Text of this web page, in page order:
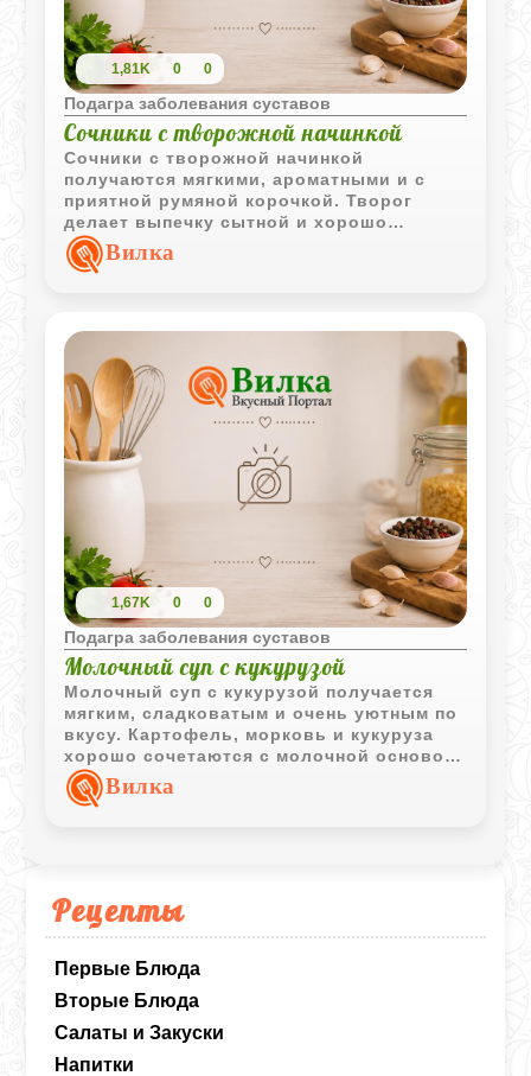
Рецепты
Первые Блюда
Вторые Блюда
Салаты и Закуски
Напитки
1,81K 0 0
Подагра заболевания суставов
Сочники с творожной начинкой
Сочники с творожной начинкой
получаются мягкими, ароматными и с
приятной румяной корочкой. Творог
делает выпечку сытной и хорошо
сочетается со сметаной.
Вилка
1,67K 0 0
Подагра заболевания суставов
Молочный суп с кукурузой
Молочный суп с кукурузой получается
мягким, сладковатым и очень уютным по
вкусу. Картофель, морковь и кукуруза
хорошо сочетаются с молочной основой
и делают блюдо сытным.
Вилка